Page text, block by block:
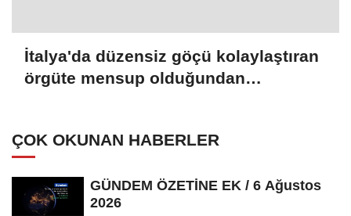
İtalya'da düzensiz göçü kolaylaştıran
örgüte mensup olduğundan
ÇOK OKUNAN HABERLER
GÜNDEM ÖZETİNE EK / 6 Ağustos
2026